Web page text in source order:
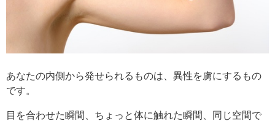
あなたの内側から発せられるものは、異性を虜にするもの
です。
目を合わせた瞬間、ちょっと体に触れた瞬間、同じ空間で